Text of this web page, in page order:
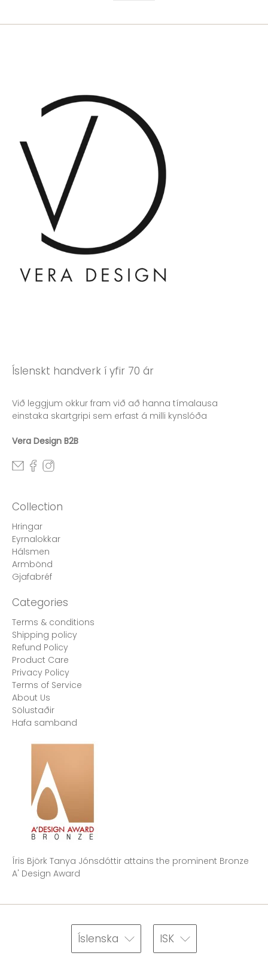
Íslenskt handverk í yfir 70 ár
Við leggjum okkur fram við að hanna tímalausa
einstaka skartgripi sem erfast á milli kynslóða
Vera Design B2B
Collection
Hringar
Eyrnalokkar
Hálsmen
Armbönd
Gjafabréf
Categories
Terms & conditions
Shipping policy
Refund Policy
Product Care
Privacy Policy
Terms of Service
About Us
Sölustaðir
Hafa samband
Íris Björk Tanya Jónsdóttir attains the prominent Bronze
A' Design Award
Íslenska ISK